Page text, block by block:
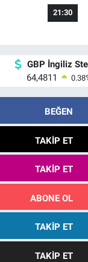
21:30
GBP İngiliz
64,4811
0.38
BEĞEN
TAKIP ET
TAKIP ET
ABONE OL
TAKIP ET
TAKIP ET